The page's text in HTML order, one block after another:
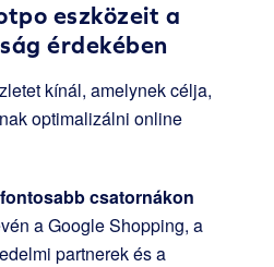
eszközeit a
érdekében
kínál, amelynek célja,
optimalizálni online
csatornákon
a Google Shopping, a
partnerek és a